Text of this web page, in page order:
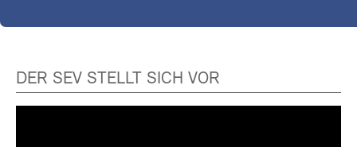
DER SEV STELLT SICH VOR